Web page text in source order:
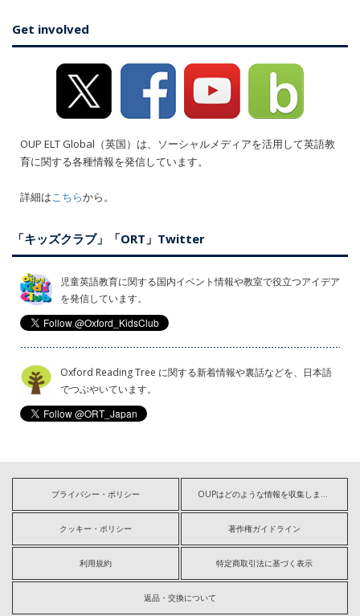
Get involved
OUP ELT Global（英国）は、ソーシャルメディアを活用して英語教
育に関する各種情報を発信しています。
詳細はこちらから。
「キッズクラブ」「ORT」Twitter
児童英語教育に関する国内イベント情報や教室で役立つアイデア
を発信しています。
Oxford Reading Tree に関する新着情報や裏話などを、日本語
でつぶやいています。
プライバシー・ポリシー OUPはどのような情報を収集しますか?
クッキー・ポリシー 著作権ガイドライン
利用規約 特定商取引法に基づく表示
返品・交換について